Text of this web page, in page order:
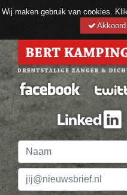
Wij maken gebruik van cookies.
Akkoord